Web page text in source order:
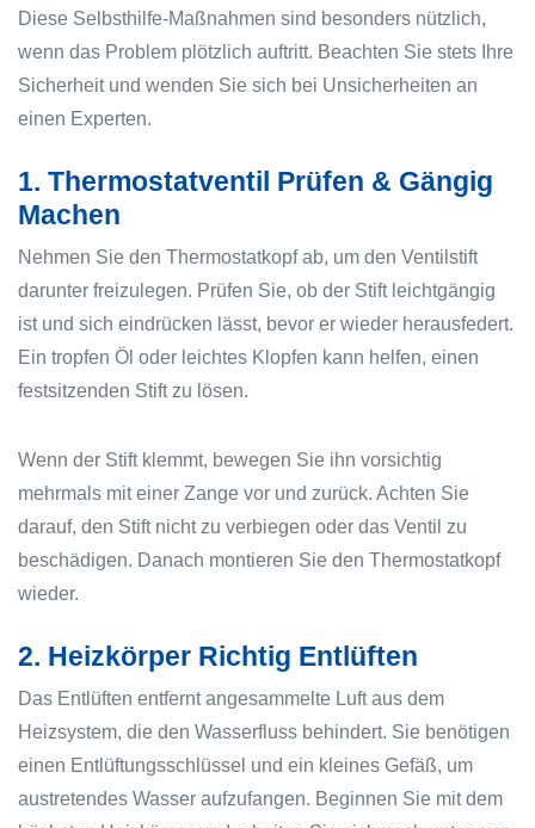
Diese Selbsthilfe-Maßnahmen sind besonders nützlich,
wenn das Problem plötzlich auftritt. Beachten Sie stets Ihre
Sicherheit und wenden Sie sich bei Unsicherheiten an
einen Experten.
1. Thermostatventil Prüfen & Gängig
Machen
Nehmen Sie den Thermostatkopf ab, um den Ventilstift
darunter freizulegen. Prüfen Sie, ob der Stift leichtgängig
ist und sich eindrücken lässt, bevor er wieder herausfedert.
Ein tropfen Öl oder leichtes Klopfen kann helfen, einen
festsitzenden Stift zu lösen.
Wenn der Stift klemmt, bewegen Sie ihn vorsichtig
mehrmals mit einer Zange vor und zurück. Achten Sie
darauf, den Stift nicht zu verbiegen oder das Ventil zu
beschädigen. Danach montieren Sie den Thermostatkopf
wieder.
2. Heizkörper Richtig Entlüften
Das Entlüften entfernt angesammelte Luft aus dem
Heizsystem, die den Wasserfluss behindert. Sie benötigen
einen Entlüftungsschlüssel und ein kleines Gefäß, um
austretendes Wasser aufzufangen. Beginnen Sie mit dem